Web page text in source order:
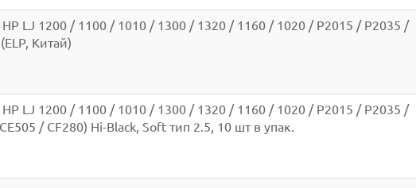
HP LJ 1200 / 1100 / 1010 / 1300 / 1320 / 1160 / 1020 / P2015 / P2035 /
Китай)
HP LJ 1200 / 1100 / 1010 / 1300 / 1320 / 1160 / 1020 / P2015 / P2035 /
/ CF280) Hi-Black, Soft тип 2.5, 10 шт в упак.